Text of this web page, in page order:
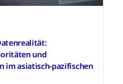
und
im asiatisch-pazifischen